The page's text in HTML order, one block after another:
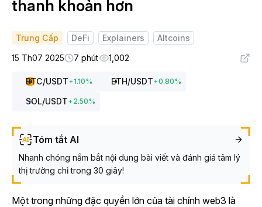
thanh khoản hơn
Trung Cấp DeFi Explainers
Altcoins
15 Th07 2025
7 phút 1,002
BTC/USDT+1.10% ETH/USDT+0.80%
SOL/USDT+2.50%
Tóm tắt AI
Nhanh chóng nắm bắt nội dung bài viết và đánh giá tâm lý
thị trường chỉ trong 30 giây!
Một trong những đặc quyền lớn của tài chính web3 là